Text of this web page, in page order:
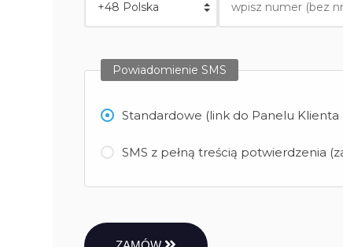
Powiadomienie SMS
Standardowe (link do Panelu
SMS z pełną treścią potwierdzenia